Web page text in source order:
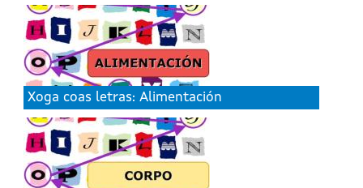
Xoga coas letras: Alimentación